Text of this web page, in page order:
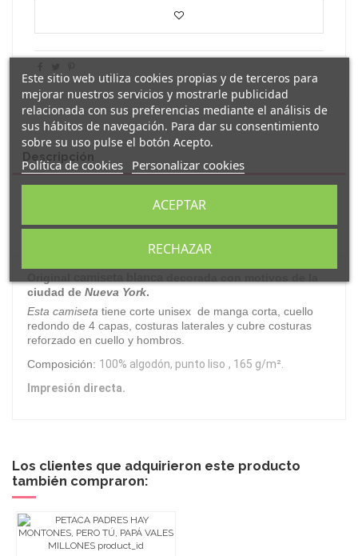
Descripción
Detalles del producto
ciudad de Nueva York.
Esta camiseta tiene corte unisex de manga corta, cuello
redondo de 4 capas, costuras laterales y cubre costuras
reforzado en cuello y hombros.
Composición: 100% algodón, punto liso , 165 g/m².
Impresión directa.
Los clientes que adquirieron este producto
también compraron:
Este sitio web utiliza cookies propias y de terceros para
mejorar nuestros servicios y mostrarle publicidad
relacionada con sus preferencias mediante el análisis de
sus hábitos de navegación. Para dar su consentimiento
sobre su uso pulse el botón Acepto.
Política de cookies Personalizar cookies
RECHAZAR
ACEPTAR